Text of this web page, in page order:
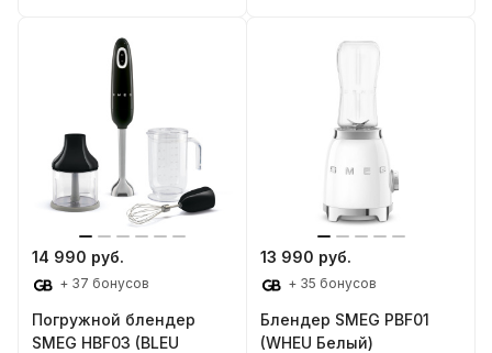
14 990 руб.
+ 37 бонусов
Погружной блендер
SMEG HBF03 (BLEU
13 990 руб.
+ 35 бонусов
Блендер SMEG PBF01
(WHEU Белый)